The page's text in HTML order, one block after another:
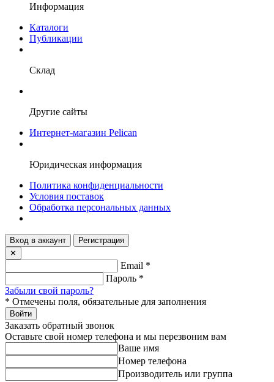
Информация
Каталоги
Публикации
Склад
Другие сайты
Интернет-магазин Pelican
Юридическая информация
Политика конфиденциальности
Условия поставок
Обработка персональных данных
Вход в аккаунт
Регистрация
✕
Email *
Пароль *
Забыли свой пароль?
* Отмечены поля, обязательные для заполнения
Войти
Заказать обратный звонок
Оставьте свой номер телефона и мы перезвоним вам
Ваше имя
Номер телефона
Производитель или группа